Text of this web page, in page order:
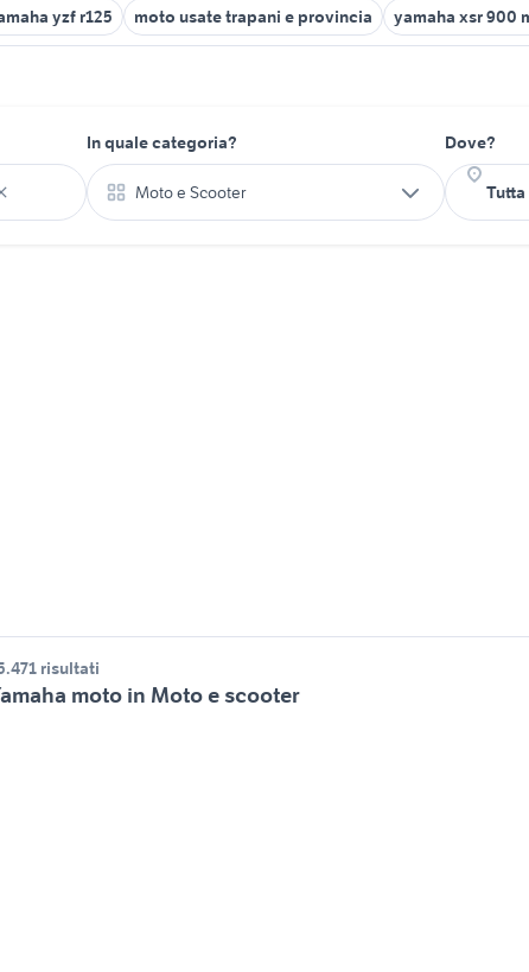
yzf r125 moto usate trapani e provincia yamaha xsr 900
In quale categoria?
Moto e Scooter
Dove?
risultati
moto in Moto e scooter